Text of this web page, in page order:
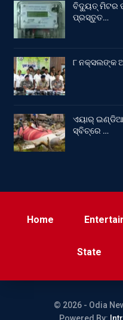
ବିଦ୍ୟୁତ୍ ମିଟର
ପ୍ରସ୍ତୁତ…
୮ ନକ୍ସଲଙ୍କ
ଏୟାର୍ ଇଣ୍ଡିଆ
ସ୍ବିଚ୍‌ରେ …
Home
State
© 2026 - Odia